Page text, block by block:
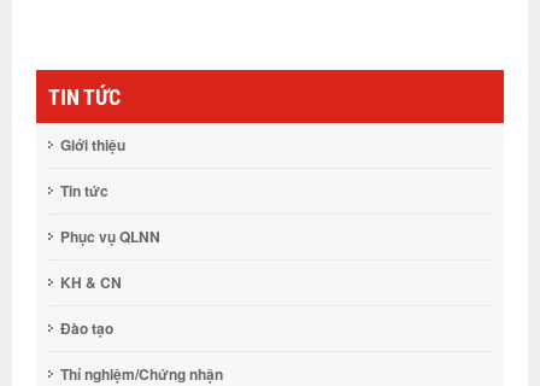
TIN TỨC
Giới thiệu
Tin tức
Phục vụ QLNN
KH & CN
Đào tạo
Thí nghiệm/Chứng nhận